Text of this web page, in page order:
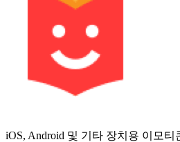
iOS, Android 및 기타 장치용 이모